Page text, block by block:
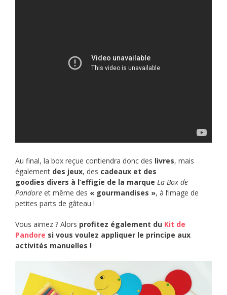
Au final, la box reçue contiendra donc des livres, mais
également des jeux, des cadeaux et des
goodies divers à l’effigie de la marque La Box de
Pandore et même des « gourmandises », à l’image de
petites parts de gâteau !
Vous aimez ? Alors profitez également du Kit de
Pandore si vous voulez appliquer le principe aux
activités manuelles !